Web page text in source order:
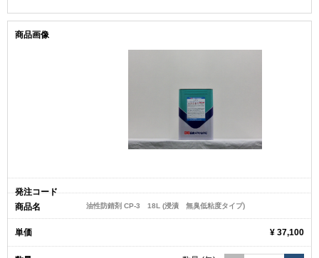
油性防錆剤 CP-3 18L (浸漬 無臭低粘度タイプ)
¥ 37,100